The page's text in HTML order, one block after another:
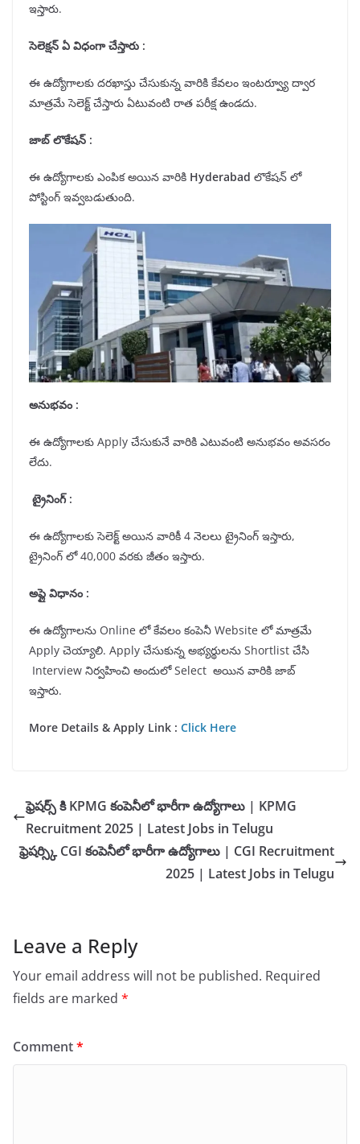
ఇస్తారు.
సెలెక్షన్ ఏ విధంగా చేస్తారు :
ఈ ఉద్యోగాలకు దరఖాస్తు చేసుకున్న వారికి కేవలం ఇంటర్వ్యూ ద్వార
మాత్రమే సెలెక్ట్ చేస్తారు ఏటువంటి రాత పరీక్ష ఉండదు.
జాబ్ లొకేషన్ :
ఈ ఉద్యోగాలకు ఎంపిక అయిన వారికి Hyderabad లొకేషన్ లో
పోస్టింగ్ ఇవ్వబడుతుంది.
అనుభవం :
ఈ ఉద్యోగాలకు Apply చేసుకునే వారికి ఎటువంటి అనుభవం అవసరం
లేదు.
ట్రైనింగ్ :
ఈ ఉద్యోగాలకు సెలెక్ట్ అయిన వారికీ 4 నెలలు ట్రైనింగ్ ఇస్తారు,
ట్రైనింగ్ లో 40,000 వరకు జీతం ఇస్తారు.
అప్లై విధానం :
ఈ ఉద్యోగాలను Online లో కేవలం కంపెనీ Website లో మాత్రమే
Apply చెయ్యాలి. Apply చేసుకున్న అభ్యర్థులను Shortlist చేసి
Interview నిర్వహించి అందులో Select అయిన వారికి జాబ్
ఇస్తారు.
More Details & Apply Link : Click Here
ఫ్రెషర్స్ కి KPMG కంపెనీలో భారీగా ఉద్యోగాలు | KPMG
Recruitment 2025 | Latest Jobs in Telugu
ఫ్రెషర్స్కి CGI కంపెనీలో భారీగా ఉద్యోగాలు | CGI Recruitment
2025 | Latest Jobs in Telugu
Leave a Reply
Your email address will not be published. Required
fields are marked *
Comment*